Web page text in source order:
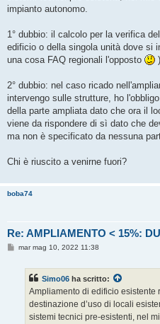
i
impianto autonomo.
1° dubbio: il calcolo per la verifica
edificio o della singola unità dove si
una cosa FAQ regionali l'opposto
)
2° dubbio: nel caso ricado
intervengo sulle strutture, ho
della parte ampliata dato che ora il
viene da rispondere di sì dato che
ma non è specificato da nessuna
Chi è riuscito a venirne fuori?
boba74
Re: AMPLIAMENTO < 15%:
Mmar mag 10, 2022 11:38
Simo06 ha scritto:
Ampliamento di edificio esistente
destinazione d’uso di locali
sistemi tecnici pre-esistenti, nel